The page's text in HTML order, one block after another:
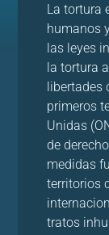
La tortura
humanos
las leyes
la tortura
libertades
primeros
Unidas
de
medidas
territorios
tratos